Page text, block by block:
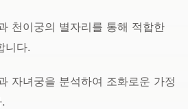
천이궁의 별자리를 통해 적합한
니다.
자녀궁을 분석하여 조화로운 가정